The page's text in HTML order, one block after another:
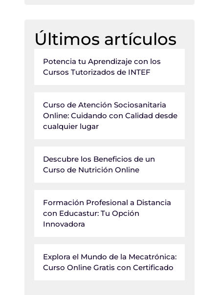
Últimos artículos
Potencia tu Aprendizaje con los
Cursos Tutorizados de INTEF
Curso de Atención Sociosanitaria
Online: Cuidando con Calidad desde
cualquier lugar
Descubre los Beneficios de un
Curso de Nutrición Online
Formación Profesional a Distancia
con Educastur: Tu Opción
Innovadora
Explora el Mundo de la Mecatrónica:
Curso Online Gratis con Certificado